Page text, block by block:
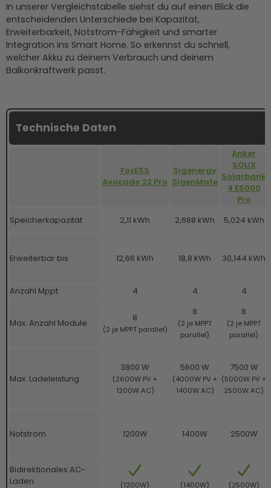
In unserer Vergleichstabelle siehst du auf einen Blick die
entscheidenden Unterschiede bei Kapazität,
Erweiterbarkeit, Notstrom-Fähigkeit und smarter
Integration ins Smart Home. So erkennst du schnell,
welcher Akku zu deinem Verbrauch und deinem
Balkonkraftwerk passt.
Technische Daten
FoxESS
Avocado 22 Pro
Sigenergy
SigenMate
Anker
SOLIX
Solarbank
4 E5000
Pro
Speicherkapazität 2,11 kWh 2,688 kWh 5,024 kWh
Erweiterbar bis 12,66 kWh 18,8 kWh 30,144 kWh
Anzahl Mppt 4 4 4
Max. Anzahl Module 8
(2 je MPPT parallel)
8
(2 je MPPT
parallel)
8
(2 je MPPT
parallel)
Max. Ladeleistung
3800 W
(2600W PV +
1200W AC)
5600 W
(4000W PV +
1400W AC)
7500 W
(5000W PV +
2500W AC)
Notstrom 1200W 1400W 2500W
Bidirektionales AC-
Laden
(1200W) (1400W) (2500W)